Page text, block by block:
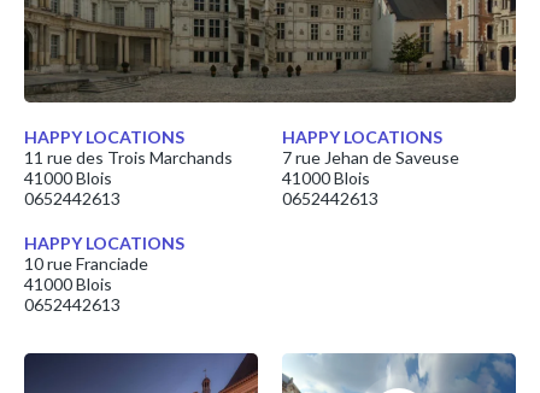
HAPPY LOCATIONS
11 rue des Trois Marchands
41000 Blois
0652442613
HAPPY LOCATIONS
7 rue Jehan de Saveuse
41000 Blois
0652442613
HAPPY LOCATIONS
10 rue Franciade
41000 Blois
0652442613